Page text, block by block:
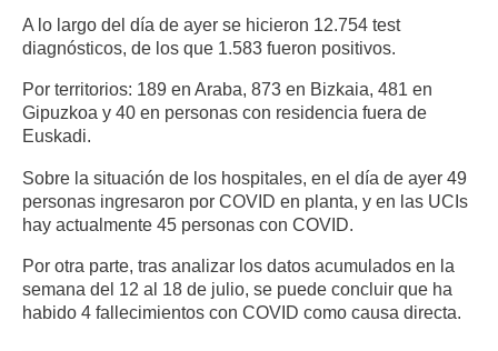
A lo largo del día de ayer se hicieron 12.754 test
diagnósticos, de los que 1.583 fueron positivos.
Por territorios: 189 en Araba, 873 en Bizkaia, 481 en
Gipuzkoa y 40 en personas con residencia fuera de
Euskadi.
Sobre la situación de los hospitales, en el día de ayer 49
personas ingresaron por COVID en planta, y en las UCIs
hay actualmente 45 personas con COVID.
Por otra parte, tras analizar los datos acumulados en la
semana del 12 al 18 de julio, se puede concluir que ha
habido 4 fallecimientos con COVID como causa directa.